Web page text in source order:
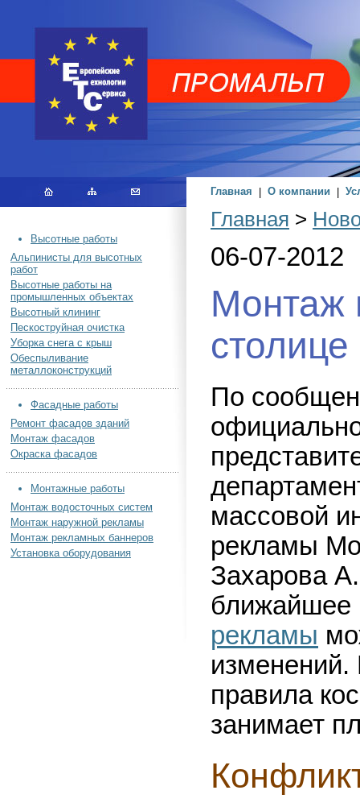
Главная О компании
Высотные работы
Альпинисты для высотных
работ
Высотные работы на
промышленных объектах
Высотный клининг
Пескоструйная очистка
Уборка снега с крыш
Обеспыливание
металлоконструкций
Фасадные работы
Ремонт фасадов зданий
Монтаж фасадов
Окраска фасадов
Монтажные работы
Монтаж водосточных систем
Монтаж наружной рекламы
Монтаж рекламных баннеров
Установка оборудования
Главная >
06-07-2012
Монтаж
По
массовой
рекламы
Захарова
рекламы
правила
занимает